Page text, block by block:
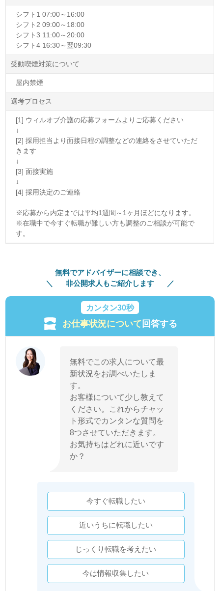
シフト1 07:00～16:00
シフト2 09:00～18:00
シフト3 11:00～20:00
シフト4 16:30～翌09:30
受動喫煙対策について
屋内禁煙
選考プロセス
[1] ウィルオブ介護の応募フォームよりご応募ください
↓
[2] 採用担当より面接日程の調整などの連絡をさせていただ
きます
↓
[3] 面接実施
↓
[4] 採用決定のご連絡
※応募から内定までは平均1週間～1ヶ月ほどになります。
※在職中で今すぐ転職が難しい方も調整のご相談が可能で
す。
無料でアドバイザーに相談でき、
非公開求人もご紹介します
カンタン30秒
お仕事状況について回答する
無料でこの求人について最
新状況をお調べいたしま
す。
お客様について少し教えて
ください。これからチャッ
ト形式でカンタンな質問を
8つさせていただきます。
お気持ちはどれに近いです
か？
今すぐ転職したい
近いうちに転職したい
じっくり転職を考えたい
今は情報収集したい